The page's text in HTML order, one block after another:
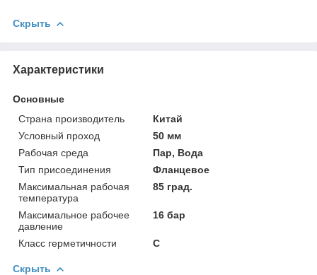
Скрыть
Характеристики
Основные
Страна производитель
Китай
Условный проход
50 мм
Рабочая среда
Пар, Вода
Тип присоединения
Фланцевое
Максимальная рабочая
температура
85 град.
Максимальное рабочее
давление
16 бар
Класс герметичности С
Скрыть